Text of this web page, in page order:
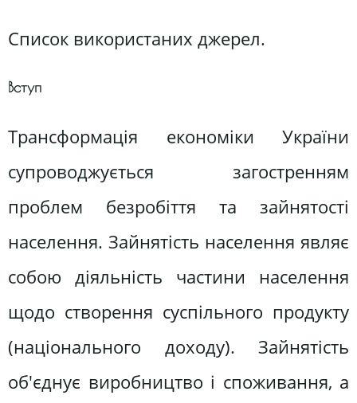
Список використаних джерел.
Вступ
Трансформація економіки України
супроводжується загостренням
проблем безробіття та зайнятості
населення. Зайнятість населення являє
собою діяльність частини населення
щодо створення суспільного продукту
(національного доходу). Зайнятість
об'єднує виробництво і споживання, а